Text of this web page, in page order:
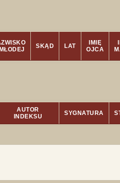
SKĄD LAT
IMIĘ
OJCA
AUTOR
INDEKSU
SYGNATURA